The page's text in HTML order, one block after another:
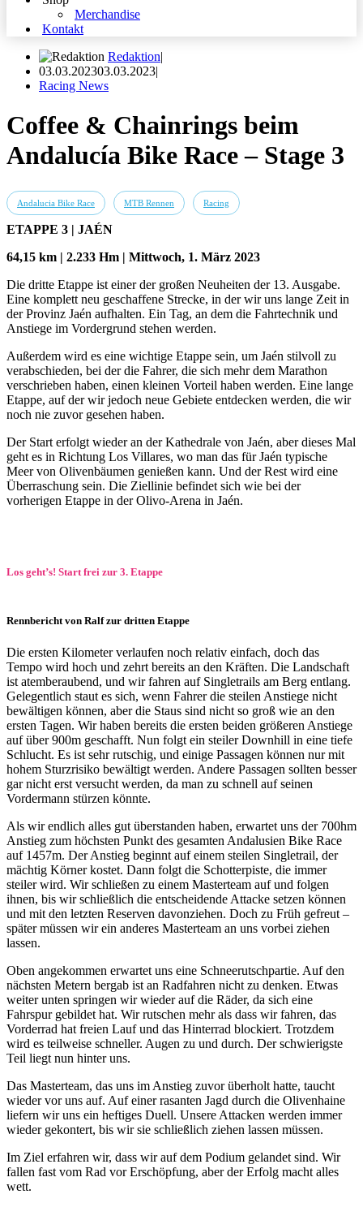
Merchandise
Kontakt
Redaktion
03.03.202303.03.2023
Racing News
Coffee & Chainrings beim
Andalucía Bike Race – Stage 3
Andalucia Bike Race MTB Rennen Racing
ETAPPE 3 | JAÉN
64,15 km | 2.233 Hm | Mittwoch, 1. März 2023
Die dritte Etappe ist einer der großen Neuheiten der 13. Ausgabe.
Eine komplett neu geschaffene Strecke, in der wir uns lange Zeit in
der Provinz Jaén aufhalten. Ein Tag, an dem die Fahrtechnik und
Anstiege im Vordergrund stehen werden.
Außerdem wird es eine wichtige Etappe sein, um Jaén stilvoll zu
verabschieden, bei der die Fahrer, die sich mehr dem Marathon
verschrieben haben, einen kleinen Vorteil haben werden. Eine lange
Etappe, auf der wir jedoch neue Gebiete entdecken werden, die wir
noch nie zuvor gesehen haben.
Der Start erfolgt wieder an der Kathedrale von Jaén, aber dieses Mal
geht es in Richtung Los Villares, wo man das für Jaén typische
Meer von Olivenbäumen genießen kann. Und der Rest wird eine
Überraschung sein. Die Ziellinie befindet sich wie bei der
vorherigen Etappe in der Olivo-Arena in Jaén.
Los geht’s! Start frei zur 3. Etappe
Rennbericht von Ralf zur dritten Etappe
Die ersten Kilometer verlaufen noch relativ einfach, doch das
Tempo wird hoch und zehrt bereits an den Kräften. Die Landschaft
ist atemberaubend, und wir fahren auf Singletrails am Berg entlang.
Gelegentlich staut es sich, wenn Fahrer die steilen Anstiege nicht
bewältigen können, aber die Staus sind nicht so groß wie an den
ersten Tagen. Wir haben bereits die ersten beiden größeren Anstiege
auf über 900m geschafft. Nun folgt ein steiler Downhill in eine tiefe
Schlucht. Es ist sehr rutschig, und einige Passagen können nur mit
hohem Sturzrisiko bewältigt werden. Andere Passagen sollten besser
gar nicht erst versucht werden, da man zu schnell auf seinen
Vordermann stürzen könnte.
Als wir endlich alles gut überstanden haben, erwartet uns der 700hm
Anstieg zum höchsten Punkt des gesamten Andalusien Bike Race
auf 1457m. Der Anstieg beginnt auf einem steilen Singletrail, der
mächtig Körner kostet. Dann folgt die Schotterpiste, die immer
steiler wird. Wir schließen zu einem Masterteam auf und folgen
ihnen, bis wir schließlich die entscheidende Attacke setzen können
und mit den letzten Reserven davonziehen. Doch zu Früh gefreut –
später müssen wir ein anderes Masterteam an uns vorbei ziehen
lassen.
Oben angekommen erwartet uns eine Schneerutschpartie. Auf den
nächsten Metern bergab ist an Radfahren nicht zu denken. Etwas
weiter unten springen wir wieder auf die Räder, da sich eine
Fahrspur gebildet hat. Wir rutschen mehr als dass wir fahren, das
Vorderrad hat freien Lauf und das Hinterrad blockiert. Trotzdem
wird es teilweise schneller. Augen zu und durch. Der schwierigste
Teil liegt nun hinter uns.
Das Masterteam, das uns im Anstieg zuvor überholt hatte, taucht
wieder vor uns auf. Auf einer rasanten Jagd durch die Olivenhaine
liefern wir uns ein heftiges Duell. Unsere Attacken werden immer
wieder gekontert, bis wir sie schließlich ziehen lassen müssen.
Im Ziel erfahren wir, dass wir auf dem Podium gelandet sind. Wir
fallen fast vom Rad vor Erschöpfung, aber der Erfolg macht alles
wett.